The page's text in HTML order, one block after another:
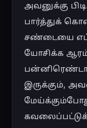
அவனுக்கு
பார்த்துக்
சண்டையை
யோசிக்க
இருக்கும்,